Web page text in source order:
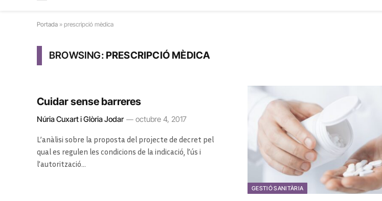
Portada » prescripció mèdica
BROWSING:PRESCRIPCIÓ MÈDICA
Cuidar sense barreres
Núria Cuxart i Glòria Jodar octubre 4, 2017
L’anàlisi sobre la proposta del projecte de decret pel
qual es regulen les condicions de la indicació, l’ús i
l’autorització…
GESTIÓ SANITÀRIA